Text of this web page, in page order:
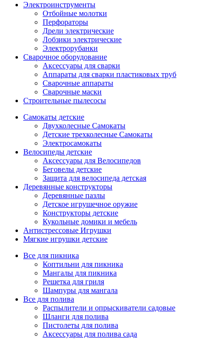
Электроинструменты
Отбойные молотки
Перфораторы
Дрели электрические
Лобзики электрические
Электрорубанки
Сварочное оборудование
Аксессуары для сварки
Аппараты для сварки пластиковых труб
Сварочные аппараты
Сварочные маски
Строительные пылесосы
Самокаты детские
Двухколесные Cамокаты
Детские трехколесные Самокаты
Электросамокаты
Велосипеды детские
Аксессуары для Велосипедов
Беговелы детские
Защита для велосипеда детская
Деревянные конструкторы
Деревянные пазлы
Детское игрушечное оружие
Конструкторы детские
Кукольные домики и мебель
Антистрессовые Игрушки
Мягкие игрушки детские
Все для пикника
Коптильни для пикника
Мангалы для пикника
Решетка для гриля
Шампуры для мангала
Все для полива
Распылители и опрыскиватели садовые
Шланги для полива
Пистолеты для полива
Аксессуары для полива сада